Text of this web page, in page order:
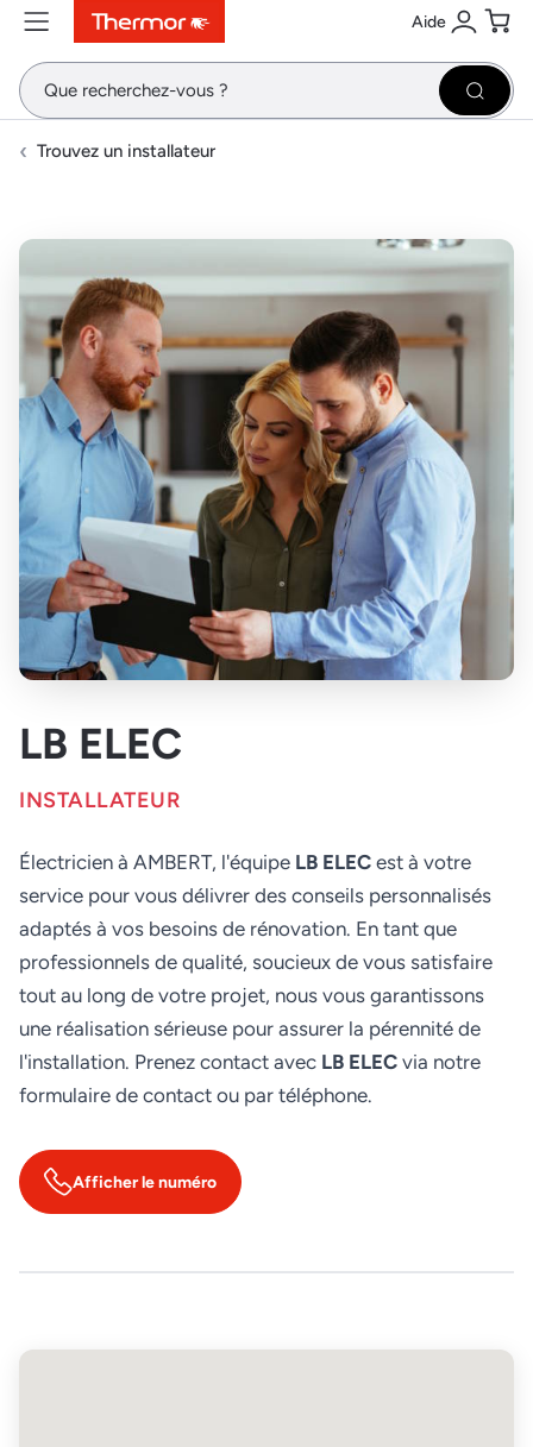
ContenuMenuRecherche Aide
Se
Trouvez un installateur
LB ELEC
INSTALLATEUR
Électricien à AMBERT, l'équipe LB ELEC est à votre
service pour vous délivrer des conseils personnalisés
adaptés à vos besoins de rénovation. En tant que
professionnels de qualité, soucieux de vous satisfaire
tout au long de votre projet, nous vous garantissons
une réalisation sérieuse pour assurer la pérennité de
l'installation. Prenez contact avec LB ELEC via notre
formulaire de contact ou par téléphone.
Afficher le numéro